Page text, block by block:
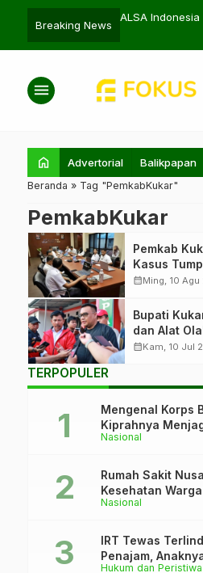
Breaking News
ALSA
menu
home Advertorial Balikpapan
Beranda » Tag "PemkabKukar"
PemkabKukar
Pemkab
Kasus
calendar_monthMing, 10 Agu
Bupati
dan Alat
calendar_monthKam, 10 Jul
TERPOPULER
Nasional
Mengenal Korps
Kiprahnya
Nasional
Rumah Sakit
Kesehatan
Hukum dan Peristiwa
IRT Tewas
Penajam,